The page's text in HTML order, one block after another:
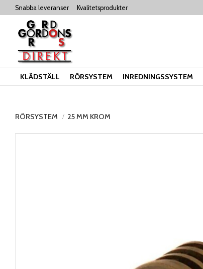
Snabba leveranser Kvalitetsprodukter
KLÄDSTÄLL RÖRSYSTEM INREDNINGSSYSTEM
RÖRSYSTEM 25 MM KROM